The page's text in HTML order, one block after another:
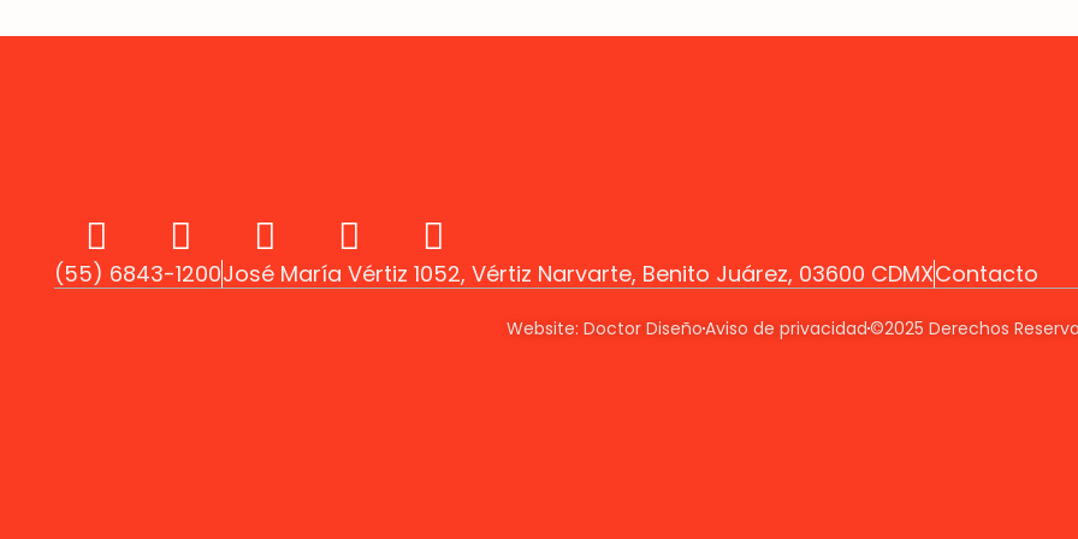
(55) 6843-1200José María Vértiz 1052, Vértiz Narvarte, Benito Juárez, 03600 CDMXContacto
Website: Doctor DiseñoAviso de privacidad©2025 Derechos